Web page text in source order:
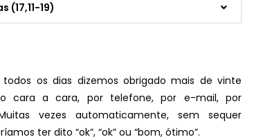
(17,11-19)
os dias dizemos obrigado mais de vinte
cara a cara, por telefone, por e-mail, por
vezes automaticamente, sem sequer
ter dito “ok”, “ok” ou “bom, ótimo”.